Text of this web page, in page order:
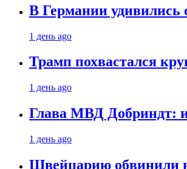
В Германии удивились
1 день ago
Трамп похвастался
1 день ago
Глава МВД Добриндт:
1 день ago
Швейцарию обвинили